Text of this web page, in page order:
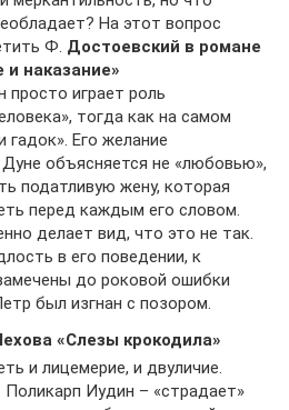
На этот вопрос
Ф. Достоевский в романе
и наказание»
просто играет роль
тогда как на самом
гадок». Его желание
объясняется не «любовью»,
податливую жену, которая
перед каждым его словом.
делает вид, что это не так.
в его поведении, к
до роковой ошибки
был изгнан с позором.
«Слезы крокодила»
и лицемерие, и двуличие.
Поликарп Иудин – «страдает»